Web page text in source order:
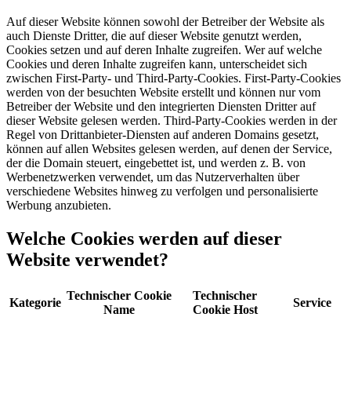
Auf dieser Website können sowohl der Betreiber der Website als
auch Dienste Dritter, die auf dieser Website genutzt werden,
Cookies setzen und auf deren Inhalte zugreifen. Wer auf welche
Cookies und deren Inhalte zugreifen kann, unterscheidet sich
zwischen First-Party- und Third-Party-Cookies. First-Party-Cookies
werden von der besuchten Website erstellt und können nur vom
Betreiber der Website und den integrierten Diensten Dritter auf
dieser Website gelesen werden. Third-Party-Cookies werden in der
Regel von Drittanbieter-Diensten auf anderen Domains gesetzt,
können auf allen Websites gelesen werden, auf denen der Service,
der die Domain steuert, eingebettet ist, und werden z. B. von
Werbenetzwerken verwendet, um das Nutzerverhalten über
verschiedene Websites hinweg zu verfolgen und personalisierte
Werbung anzubieten.
Welche Cookies werden auf dieser
Website verwendet?
Kategorie
Technischer Cookie
Name
Technischer
Cookie Host
Service